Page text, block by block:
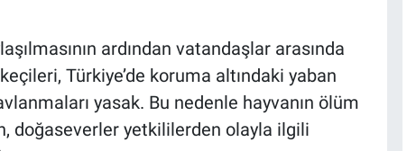
ardından vatandaşlar arasında
Türkiye’de koruma altındaki yaban
yasak. Bu nedenle hayvanın ölüm
doğaseverler yetkililerden olayla ilgili